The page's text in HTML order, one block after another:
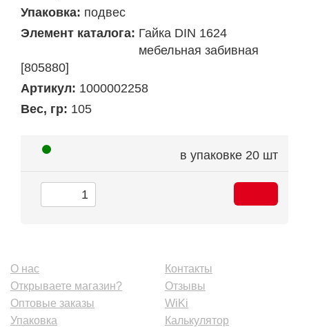
Упаковка: подвес
Элемент каталога: Гайка DIN 1624
мебельная забивная
[805880]
Артикул: 1000002258
Вес, гр: 105
в упаковке 20 шт
О нас
Открываете магазин?
Оптовые заказы
Упаковка
Контакты
Отзывы
WiKi
Калькулятор